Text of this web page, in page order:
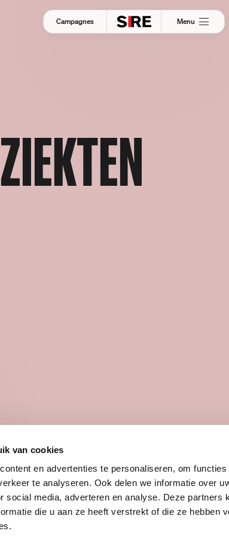
van cookies
en advertenties te personaliseren, om
te analyseren. Ook delen we informatie over
social media, adverteren en analyse. Deze partners
die u aan ze heeft verstrekt of die ze hebben
Campagnes Menu
DEZE CAMPAGNE
Een eeuwenoud taboe werd
deze SIRE campagne